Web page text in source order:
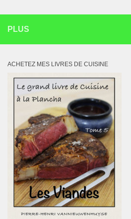
PLUS
ACHETEZ MES LIVRES DE CUISINE